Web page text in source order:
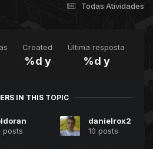
Todas Atividades
Created
%d y
Última resposta
%d y
IN THIS TOPIC
posts
danielrox2
10 posts